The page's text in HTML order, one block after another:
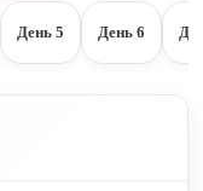
День 5 День 6